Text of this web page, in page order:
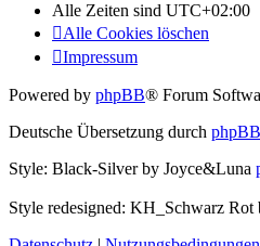
Alle Zeiten sind UTC+02:00
Alle Cookies löschen
Impressum
Powered by phpBB® Forum
Deutsche Übersetzung durch
Style: Black-Silver by Joyce&Luna
Style redesigned: KH_Schwarz Rot